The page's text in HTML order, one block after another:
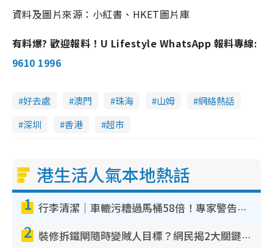
資料及圖片來源：小紅書、HKET圖片庫
有料爆? 歡迎報料！U Lifestyle WhatsApp 報料專線:
9610 1996
好去處 澳門 珠海 山姆
網絡熱話
深圳
香港 超市
港生活人氣本地熱話
1 行李清潔｜車轆污糟過馬桶58倍！專家警告忌用酒精抹 教1招免污手除菌
2 裝修拆鐵閘隨時變賊人目標？網民揭2大關鍵用途：裝新式等於白裝？附新舊鐵閘分別